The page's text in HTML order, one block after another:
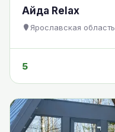
Айда Relax
Ярославская область
5